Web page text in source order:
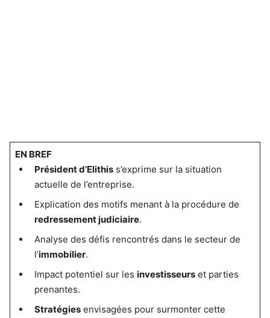
EN BREF
Président d’Elithiss’exprime sur la situation
actuelle de l’entreprise.
Explication des motifs menant à la procédure de
redressement judiciaire.
Analyse des défis rencontrés dans le secteur de
l’immobilier.
Impact potentiel sur les investisseurset parties
prenantes.
Stratégiesenvisagées pour surmonter cette